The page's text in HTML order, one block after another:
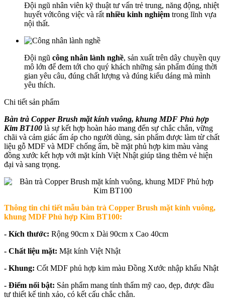
Đội ngũ nhân viên kỹ thuật tư vấn trẻ trung, năng động, nhiệt
huyết vớicông việc và rất nhiều kinh nghiệm trong lĩnh vựa
nội thất.
Đội ngũ công nhân lành nghề, sản xuất trên dây chuyền quy
mô lớn để đem tới cho quý khách những sản phẩm đúng thời
gian yêu câu, đúng chất lượng và đúng kiểu dáng mà mình
yêu thích.
Chi tiết sản phẩm
Bàn trà Copper Brush mặt kính vuông, khung MDF Phủ hợp
Kim BT100 là sự kết hợp hoàn hảo mang đến sự chắc chắn, vững
chãi và cảm giác ấm áp cho người dùng, sản phẩm được làm từ chất
liệu gỗ MDF và MDF chống ẩm, bề mặt phủ hợp kim màu vàng
đồng xước kết hợp với mặt kính Việt Nhật giúp tăng thêm vẻ hiện
đại và sang trọng.
Thông tin chi tiết mẫu bàn trà Copper Brush mặt kính vuông,
khung MDF Phủ hợp Kim BT100:
- Kích thước: Rộng 90cm x Dài 90cm x Cao 40cm
- Chất liệu mặt: Mặt kính Việt Nhật
- Khung: Cốt MDF phủ hợp kim màu Đồng Xước nhập khẩu Nhật
- Điểm nổi bật: Sản phẩm mang tính thẩm mỹ cao, đẹp, được đầu
tư thiết kế tinh xảo, có kết cấu chắc chắn.